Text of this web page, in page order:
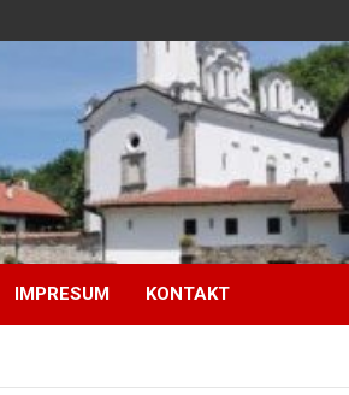
IMPRESUM KONTAKT